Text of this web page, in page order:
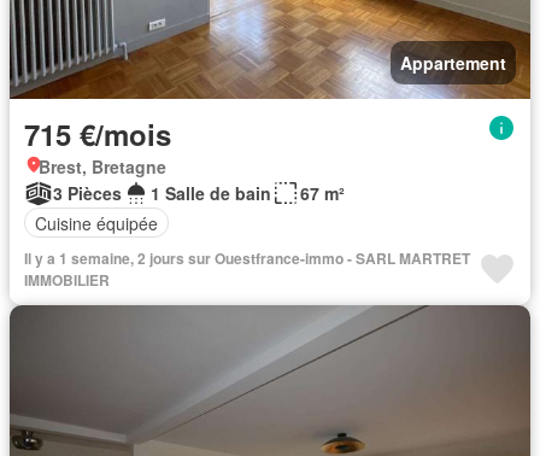
Appartement
715 €/mois
Brest, Bretagne
3 Pièces
1 Salle de bain
67 m²
Cuisine équipée
Il y a 1 semaine, 2 jours sur Ouestfrance-immo - SARL MARTRET
IMMOBILIER